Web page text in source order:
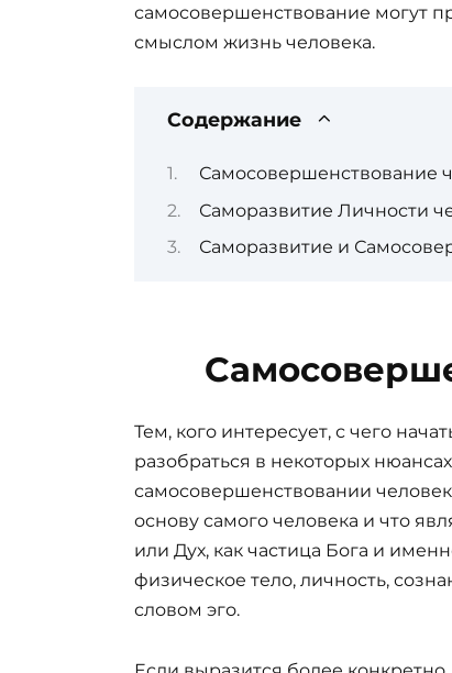
самосовершенствование могут
смыслом жизнь человека.
Содержание
Самосовершенствование
Саморазвитие Личности
Саморазвитие и
Тем, кого интересует, с чего
разобраться в некоторых
самосовершенствовании
основу самого человека и что
или Дух, как частица Бога и
физическое тело, личность,
словом эго.